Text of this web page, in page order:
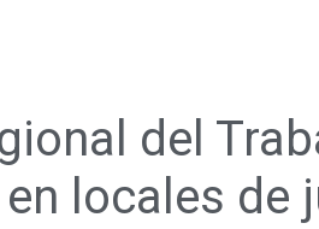
del
locales de